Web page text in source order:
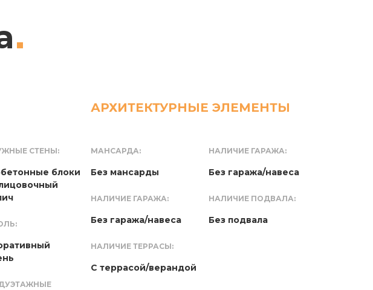
СТЕНЫ:
блоки
АРХИТЕКТУРНЫЕ ЭЛЕМЕНТЫ
МАНСАРДА:
Без мансарды
НАЛИЧИЕ ГАРАЖА:
Без гаража/навеса
НАЛИЧИЕ ГАРАЖА:
Без гаража/навеса
НАЛИЧИЕ ПОДВАЛА:
Без подвала
НАЛИЧИЕ ТЕРРАСЫ:
С террасой/верандой